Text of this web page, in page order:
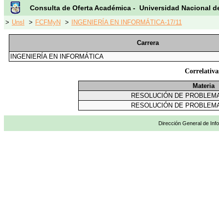
Consulta de Oferta Académica - Universidad Nacional
> Unsl > FCFMyN > INGENIERÍA EN INFORMÁTICA-17/11
Carrera
INGENIERÍA EN INFORMÁTICA
Materia
RESOLUCIÓN DE
RESOLUCIÓN DE
Dirección General de